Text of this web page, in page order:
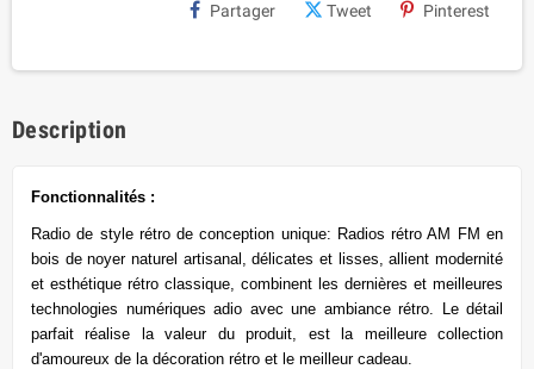
Partager Tweet Pinterest
Description
Fonctionnalités :
Radio de style rétro de conception unique: Radios rétro AM FM en
bois de noyer naturel artisanal, délicates et lisses, allient modernité
et esthétique rétro classique, combinent les dernières et meilleures
technologies numériques adio avec une ambiance rétro. Le détail
parfait réalise la valeur du produit, est la meilleure collection
d'amoureux de la décoration rétro et le meilleur cadeau.